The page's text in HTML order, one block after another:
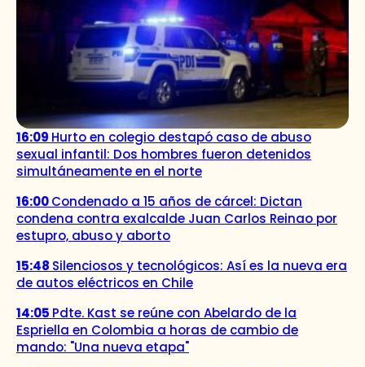
16:09 Hurto en colegio destapó caso de abuso
sexual infantil: Dos hombres fueron detenidos
simultáneamente en el norte
16:00Condenado a 15 años de cárcel: Dictan
condena contra exalcalde Juan Carlos Reinao por
estupro, abuso y aborto
15:48 Silenciosos y tecnológicos: Así es la nueva era
de autos eléctricos en Chile
14:05 Pdte. Kast se reúne con Abelardo de la
Espriella en Colombia a horas de cambio de
mando: "Una nueva etapa"